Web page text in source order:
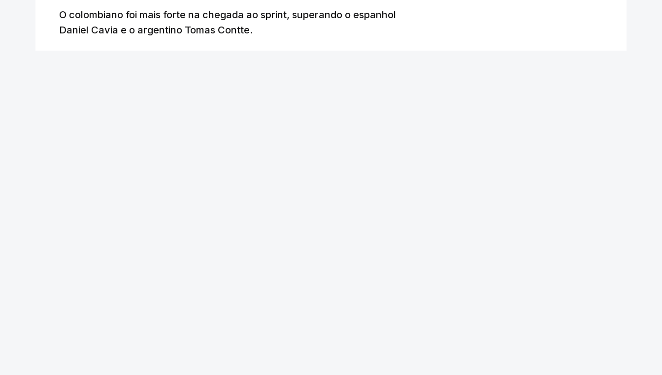
O colombiano foi mais forte na chegada ao sprint, superando o espanhol
Daniel Cavia e o argentino Tomas Contte.